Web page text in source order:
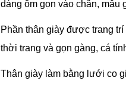
dáng ôm gọn vào chân, mẫu
Phần thân giày được trang
thời trang và gọn gàng, cá
Thân giày làm bằng lưới co